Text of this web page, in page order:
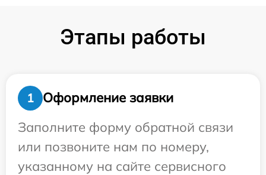
Этапы работы
1
Оформление заявки
Заполните форму обратной связи
или позвоните нам по номеру,
указанному на сайте сервисного